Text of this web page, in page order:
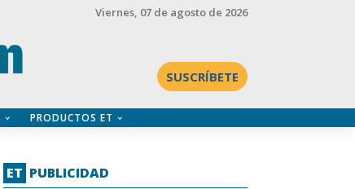
Viernes, 07 de agosto de 2026
SUSCRÍBETE
PRODUCTOS ET
ET PUBLICIDAD